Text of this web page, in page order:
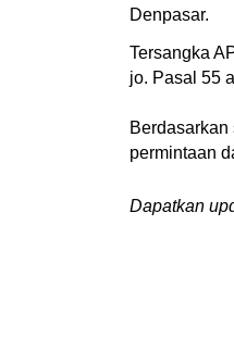
Denpasar.
Tersangka
jo. Pasal 55
permintaan
Dapatkan